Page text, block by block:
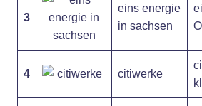
3
eins energie
in sachsen
4 citiwerke